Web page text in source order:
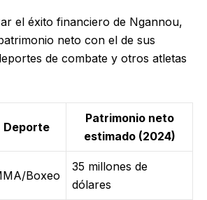
el éxito financiero de Ngannou,
neto con el de sus
de combate y otros atletas
Deporte
Patrimonio neto
estimado (2024)
Boxeo
35 millones de
dólares